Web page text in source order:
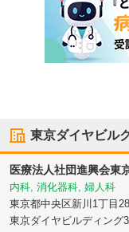
東京ダイヤビル
医療法人社団進興会東
内科, 消化器科, 婦人科
東京都中央区新川1丁目
東京ダイヤビルディング